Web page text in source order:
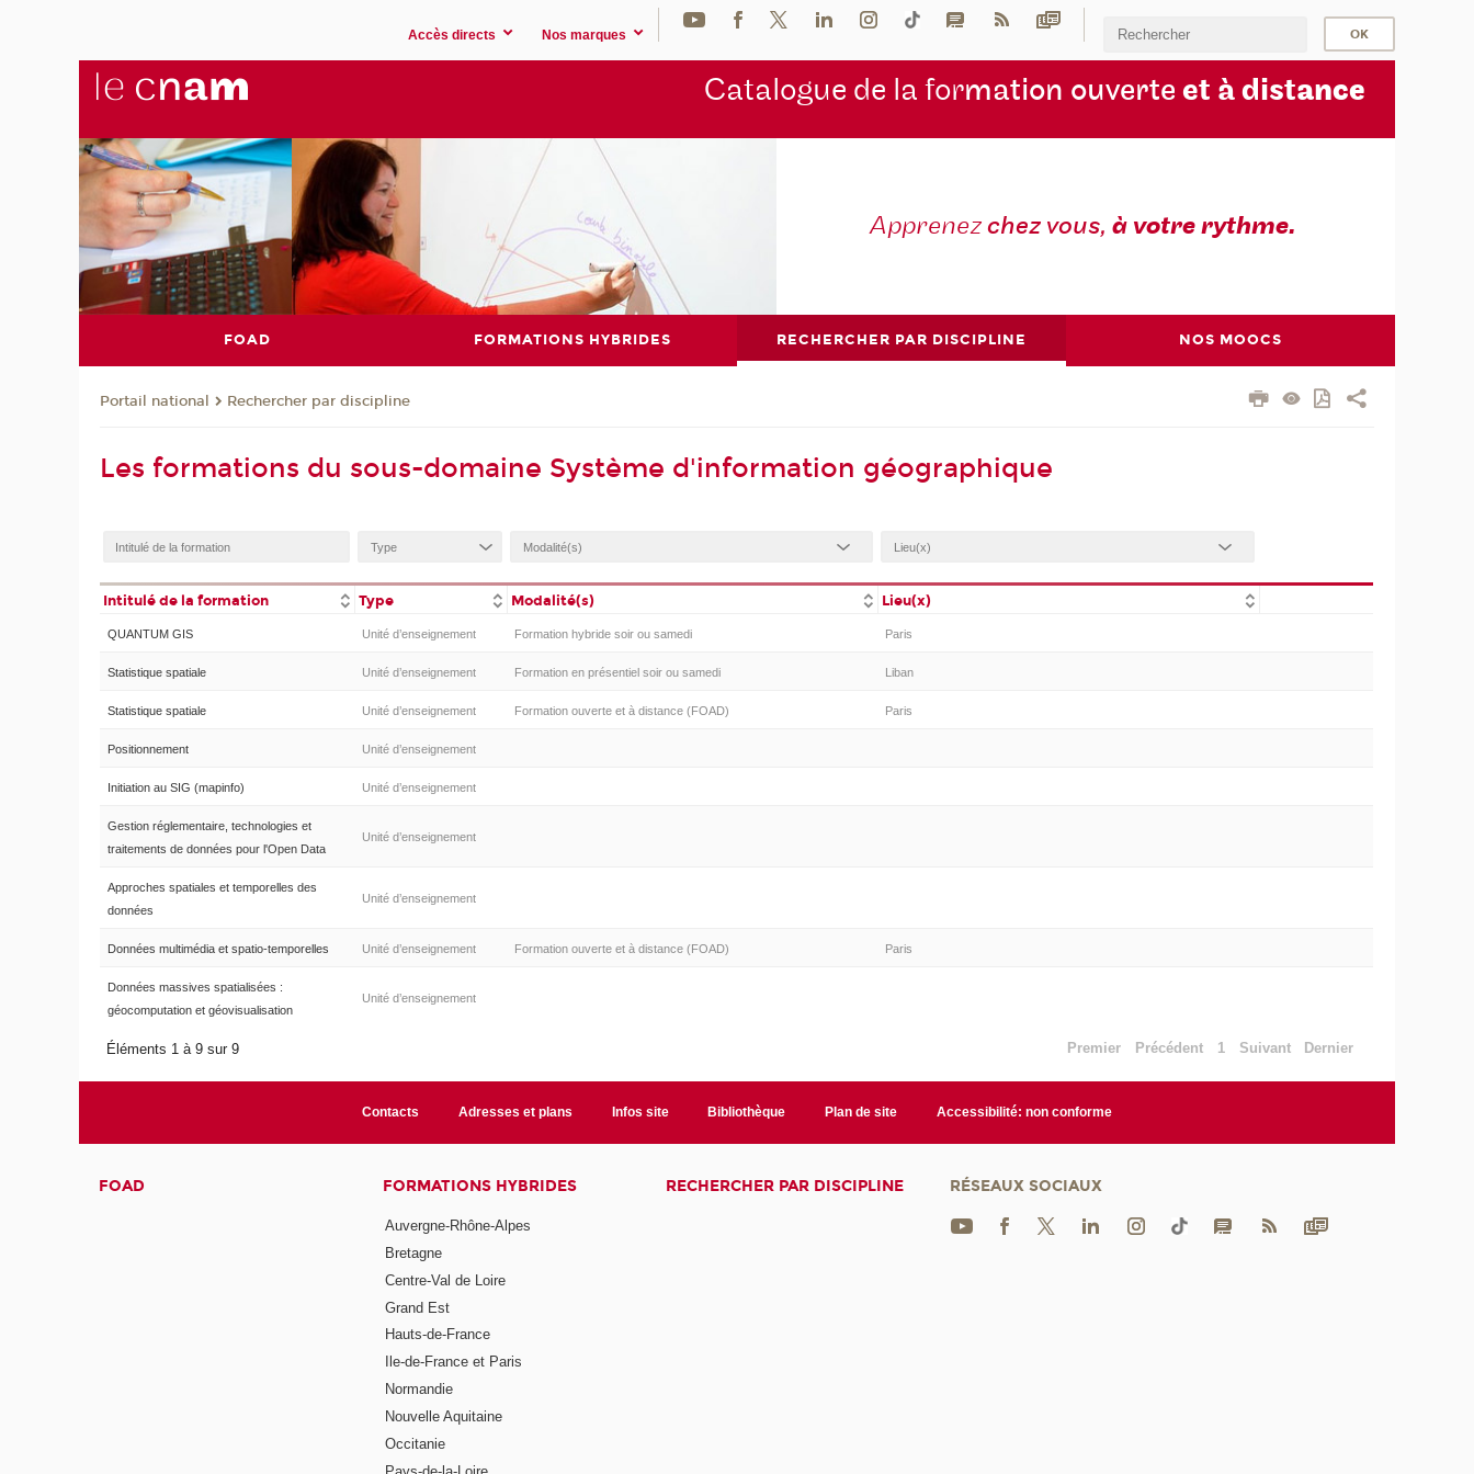
Accès directs Nos marques
Catalogue de la formation ouverte et à distance
Apprenezchez vous, à votre rythme.
FOAD FORMATIONS HYBRIDES RECHERCHER PAR DISCIPLINE NOS MOOCS
Portail national Rechercher par discipline
Les formations du sous-domaine Système d'information géographique
Intitulé de la formation Type Modalité(s) Lieu(x)
QUANTUM GIS Unité d’enseignement Formation hybride soir ou samedi Paris
Statistique spatiale Unité d’enseignement Formation en présentiel soir ou samedi Liban
Statistique spatiale Unité d’enseignement Formation ouverte et à distance (FOAD) Paris
Positionnement Unité d’enseignement
Initiation au SIG (mapinfo) Unité d’enseignement
Gestion réglementaire, technologies et
traitements de données pour l'Open Data
Unité d’enseignement
Approches spatiales et temporelles des
données
Unité d’enseignement
Données multimédia et spatio-temporelles Unité d’enseignement Formation ouverte et à distance (FOAD) Paris
Données massives spatialisées :
géocomputation et géovisualisation
Unité d’enseignement
Éléments 1 à 9 sur 9 Premier Précédent 1 Suivant Dernier
Contacts Adresses et plans Infos site Bibliothèque Plan de site Accessibilité: non conforme
FOAD FORMATIONS HYBRIDES
Auvergne-Rhône-Alpes
Bretagne
Centre-Val de Loire
Grand Est
Hauts-de-France
Ile-de-France et Paris
Normandie
Nouvelle Aquitaine
Occitanie
RECHERCHER PAR DISCIPLINE RÉSEAUX SOCIAUX